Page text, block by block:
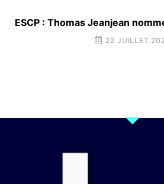
ESCP : Thomas Jeanjean
22 JUILLET